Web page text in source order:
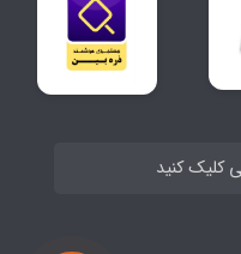
کلیک کنید